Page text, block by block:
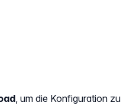
, um die Konfiguration zu